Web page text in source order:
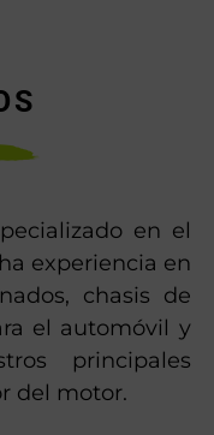
en el
experiencia en
chasis de
el automóvil y
principales
del motor.